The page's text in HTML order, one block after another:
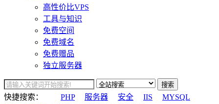
高性价比VPS
工具与知识
免费空间
免费域名
免费赠品
独立服务器
搜索
快捷搜索： PHP 服务器 安全 IIS
MYSQL